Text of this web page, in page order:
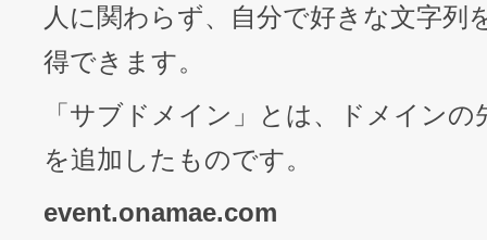
人に関わらず、自分で好きな文字列
得できます。
「サブドメイン」とは、ドメインの
を追加したものです。
event.onamae.com